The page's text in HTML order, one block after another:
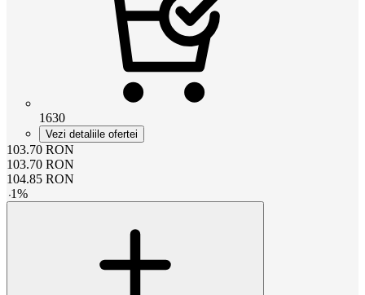
1630
Vezi detaliile ofertei
103.70 RON
103.70 RON
104.85 RON
-1%